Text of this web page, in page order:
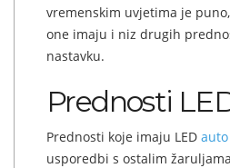
vremenskim uvjetima je
one imaju i niz drugih
nastavku.
Prednosti
Prednosti koje imaju LED
usporedbi s ostalim